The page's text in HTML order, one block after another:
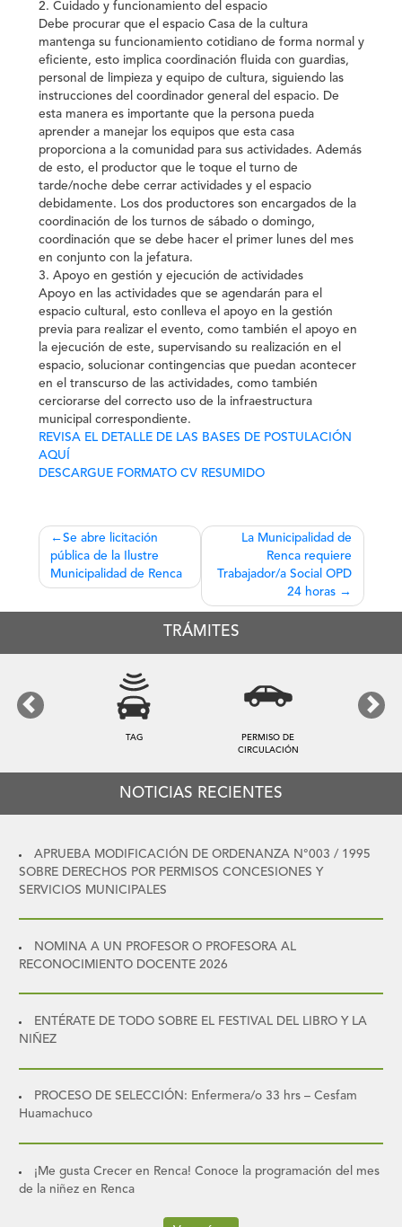
2. Cuidado y funcionamiento del espacio
Debe procurar que el espacio Casa de la cultura
mantenga su funcionamiento cotidiano de forma normal y
eficiente, esto implica coordinación fluida con guardias,
personal de limpieza y equipo de cultura, siguiendo las
instrucciones del coordinador general del espacio. De
esta manera es importante que la persona pueda
aprender a manejar los equipos que esta casa
proporciona a la comunidad para sus actividades. Además
de esto, el productor que le toque el turno de
tarde/noche debe cerrar actividades y el espacio
debidamente. Los dos productores son encargados de la
coordinación de los turnos de sábado o domingo,
coordinación que se debe hacer el primer lunes del mes
en conjunto con la jefatura.
3. Apoyo en gestión y ejecución de actividades
Apoyo en las actividades que se agendarán para el
espacio cultural, esto conlleva el apoyo en la gestión
previa para realizar el evento, como también el apoyo en
la ejecución de este, supervisando su realización en el
espacio, solucionar contingencias que puedan acontecer
en el transcurso de las actividades, como también
cerciorarse del correcto uso de la infraestructura
municipal correspondiente.
REVISA EL DETALLE DE LAS BASES DE POSTULACIÓN
AQUÍ
DESCARGUE FORMATO CV RESUMIDO
Navegación
de
Se abre licitación
pública de la Ilustre
Municipalidad de Renca
La Municipalidad de
Renca requiere
Trabajador/a Social OPD
24 horas
TRÁMITES
TAG
PERMISO DE
CIRCULACIÓN
Previous Next
NOTICIAS RECIENTES
APRUEBA MODIFICACIÓN DE ORDENANZA N°003 / 1995
SOBRE DERECHOS POR PERMISOS CONCESIONES Y
SERVICIOS MUNICIPALES
NOMINA A UN PROFESOR O PROFESORA AL
RECONOCIMIENTO DOCENTE 2026
ENTÉRATE DE TODO SOBRE EL FESTIVAL DEL LIBRO Y LA
NIÑEZ
PROCESO DE SELECCIÓN: Enfermera/o 33 hrs – Cesfam
Huamachuco
¡Me gusta Crecer en Renca! Conoce la programación del mes
de la niñez en Renca